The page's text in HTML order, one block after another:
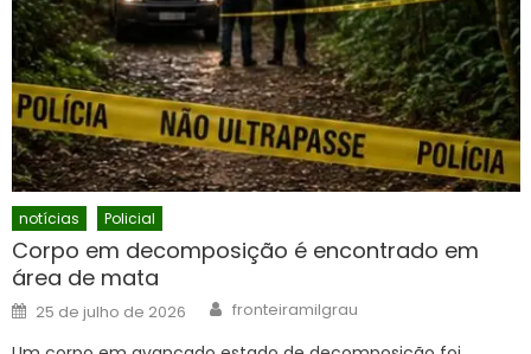
notícias Policial
Corpo em decomposição é encontrado em
área de mata
Posted
on
25 de julho de 2026 Author
fronteiramilgrau